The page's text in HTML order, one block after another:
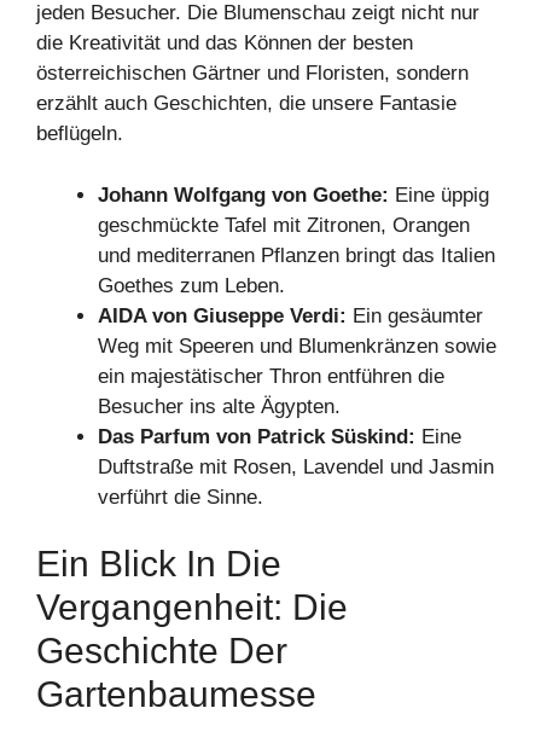
jeden Besucher. Die Blumenschau zeigt nicht nur
die Kreativität und das Können der besten
österreichischen Gärtner und Floristen, sondern
erzählt auch Geschichten, die unsere Fantasie
beflügeln.
Johann Wolfgang von Goethe: Eine üppig
geschmückte Tafel mit Zitronen, Orangen
und mediterranen Pflanzen bringt das Italien
Goethes zum Leben.
AIDA von Giuseppe Verdi: Ein gesäumter
Weg mit Speeren und Blumenkränzen sowie
ein majestätischer Thron entführen die
Besucher ins alte Ägypten.
Das Parfum von Patrick Süskind: Eine
Duftstraße mit Rosen, Lavendel und Jasmin
verführt die Sinne.
Ein Blick In Die
Vergangenheit: Die
Geschichte Der
Gartenbaumesse